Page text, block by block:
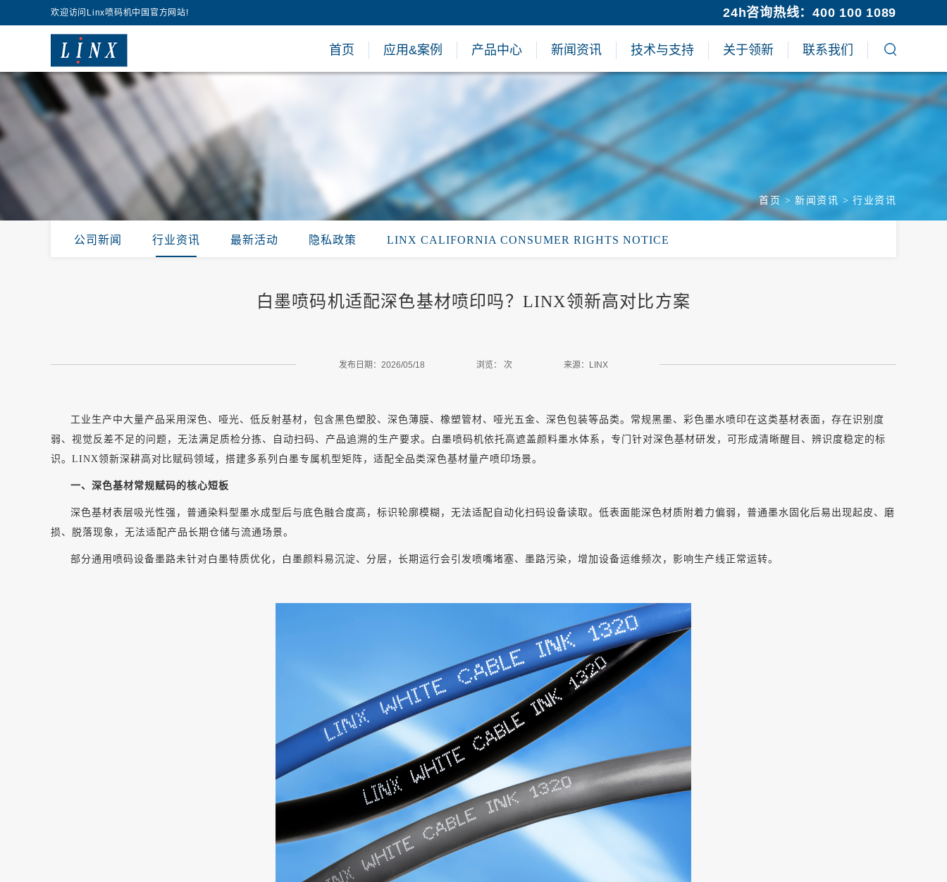
欢迎访问Linx喷码机中国官方网站! 24h咨询热线：400 100 1089
首页 应用&案例 产品中心 新闻资讯 技术与支持 关于领新 联系我们
首页 > 新闻资讯 > 行业资讯
公司新闻 行业资讯 最新活动 隐私政策 LINX CALIFORNIA CONSUMER RIGHTS NOTICE
白墨喷码机适配深色基材喷印吗？LINX领新高对比方案
发布日期：2026/05/18 浏览： 次 来源：LINX
工业生产中大量产品采用深色、哑光、低反射基材，包含黑色塑胶、深色薄膜、橡塑管材、哑光五金、深色包装等品类。常规黑墨、彩色墨水喷印在这类基材表面，存在识别度
弱、视觉反差不足的问题，无法满足质检分拣、自动扫码、产品追溯的生产要求。白墨喷码机依托高遮盖颜料墨水体系，专门针对深色基材研发，可形成清晰醒目、辨识度稳定的标
识。 LINX领新深耕高对比赋码领域，搭建多系列白墨专属机型矩阵，适配全品类深色基材量产喷印场景。
一、深色基材常规赋码的核心短板
深色基材表层吸光性强，普通染料型墨水成型后与底色融合度高，标识轮廓模糊，无法适配自动化扫码设备读取。低表面能深色材质附着力偏弱，普通墨水固化后易出现起皮、磨
损、脱落现象，无法适配产品长期仓储与流通场景。
部分通用喷码设备墨路未针对白墨特质优化，白墨颜料易沉淀、分层，长期运行会引发喷嘴堵塞、墨路污染，增加设备运维频次，影响生产线正常运转。